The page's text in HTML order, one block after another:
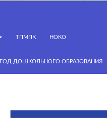
ТПМПК НОКО
ГОД ДОШКОЛЬНОГО ОБРАЗОВАНИЯ